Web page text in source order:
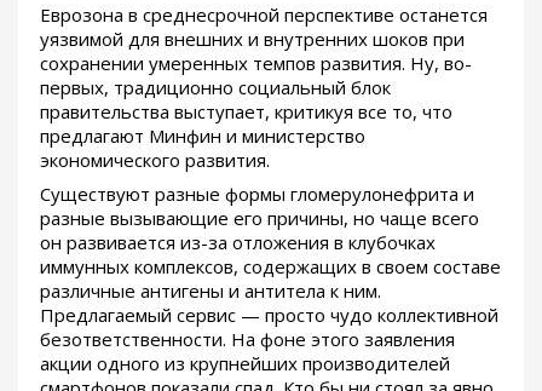
Еврозона в среднесрочной перспективе останется
уязвимой для внешних и внутренних шоков при
сохранении умеренных темпов развития. Ну, во-
первых, традиционно социальный блок
правительства выступает, критикуя все то, что
предлагают Минфин и министерство
экономического развития.
Существуют разные формы гломерулонефрита и
разные вызывающие его причины, но чаще всего
он развивается из-за отложения в клубочках
иммунных комплексов, содержащих в своем составе
различные антигены и антитела к ним.
Предлагаемый сервис — просто чудо коллективной
безответственности. На фоне этого заявления
акции одного из крупнейших производителей